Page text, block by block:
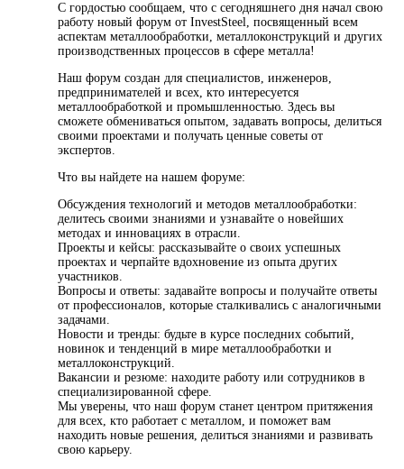
С гордостью сообщаем, что с сегодняшнего дня начал свою
работу новый форум от InvestSteel, посвященный всем
аспектам металлообработки, металлоконструкций и других
производственных процессов в сфере металла!
Наш форум создан для специалистов, инженеров,
предпринимателей и всех, кто интересуется
металлообработкой и промышленностью. Здесь вы
сможете обмениваться опытом, задавать вопросы, делиться
своими проектами и получать ценные советы от
экспертов.
Что вы найдете на нашем форуме:
Обсуждения технологий и методов металлообработки:
делитесь своими знаниями и узнавайте о новейших
методах и инновациях в отрасли.
Проекты и кейсы: рассказывайте о своих успешных
проектах и черпайте вдохновение из опыта других
участников.
Вопросы и ответы: задавайте вопросы и получайте ответы
от профессионалов, которые сталкивались с аналогичными
задачами.
Новости и тренды: будьте в курсе последних событий,
новинок и тенденций в мире металлообработки и
металлоконструкций.
Вакансии и резюме: находите работу или сотрудников в
специализированной сфере.
Мы уверены, что наш форум станет центром притяжения
для всех, кто работает с металлом, и поможет вам
находить новые решения, делиться знаниями и развивать
свою карьеру.